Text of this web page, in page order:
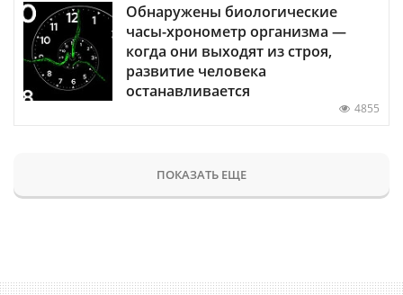
Обнаружены биологические
часы-хронометр организма —
когда они выходят из строя,
развитие человека
останавливается
4855
ПОКАЗАТЬ ЕЩЕ